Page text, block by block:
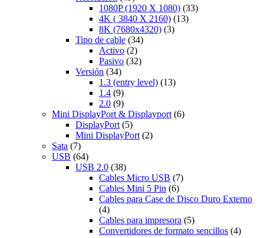
1080P (1920 X 1080) (33)
4K ( 3840 X 2160) (13)
8K (7680x4320) (3)
Tipo de cable (34)
Activo (2)
Pasivo (32)
Versión (34)
1.3 (entry level) (13)
1.4 (9)
2.0 (9)
Mini DisplayPort & Displayport (6)
DisplayPort (5)
Mini DisplayPort (2)
Sata (7)
USB (64)
USB 2.0 (38)
Cables Micro USB (7)
Cables Mini 5 Pin (6)
Cables para Case de Disco Duro Externo
(4)
Cables para impresora (5)
Convertidores de formato sencillos (4)